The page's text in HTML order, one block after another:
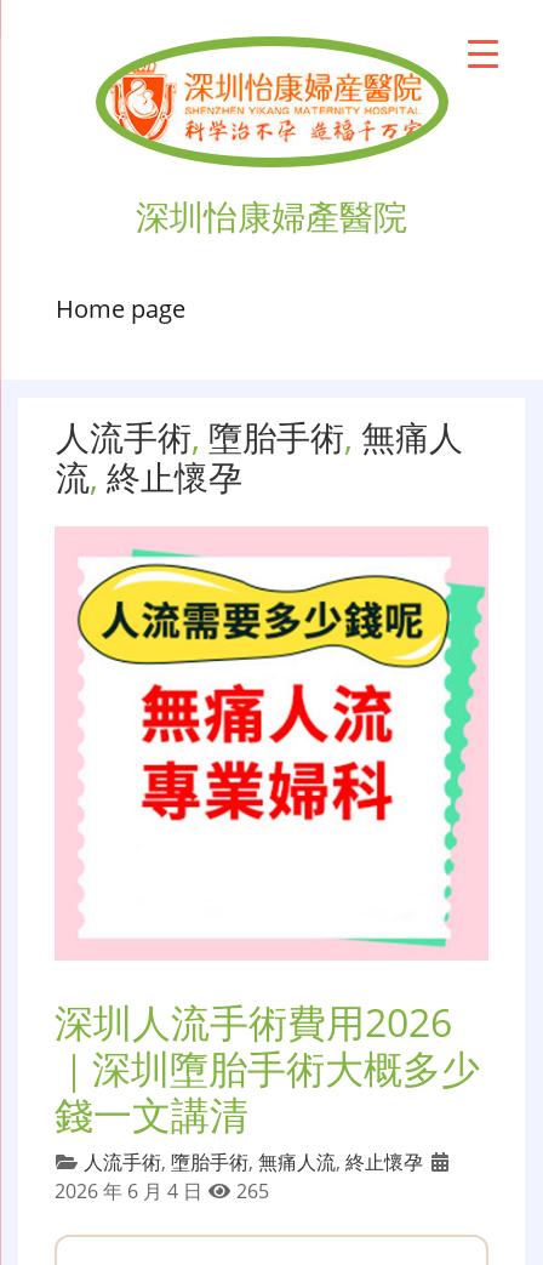
深圳怡康婦產醫院
Home page
人流手術, 墮胎手術, 無痛人
流, 終止懷孕
深圳人流手術費用2026
｜深圳墮胎手術大概多少
錢一文講清
人流手術, 墮胎手術, 無痛人流, 終止懷孕
2026 年 6 月 4 日
265